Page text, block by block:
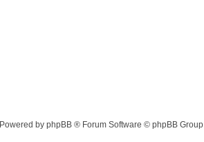
Powered by phpBB ® Forum Software © phpBB Group